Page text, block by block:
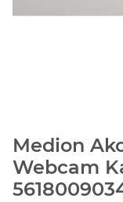
Medion
Webcam